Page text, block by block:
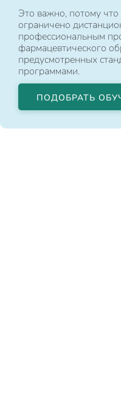
Это важно, потому
ограничено
профессиональным
фармацевтического
предусмотренных
программами.
ПОДОБРАТЬ